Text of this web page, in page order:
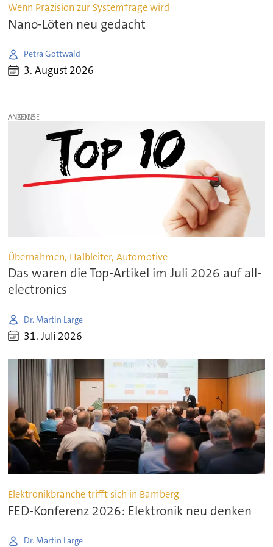
Wenn Präzision zur Systemfrage wird
Nano-Löten neu gedacht
Petra Gottwald
3. August 2026
ANZEIGE
Übernahmen, Halbleiter, Automotive
Das waren die Top-Artikel im Juli 2026 auf all-
electronics
Dr. Martin Large
31. Juli 2026
Elektronikbranche trifft sich in Bamberg
FED-Konferenz 2026: Elektronik neu denken
Dr. Martin Large